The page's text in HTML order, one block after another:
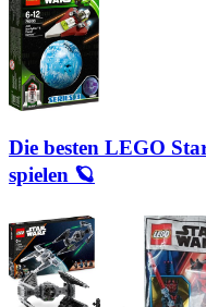
Die besten LEGO
spielen 🪐